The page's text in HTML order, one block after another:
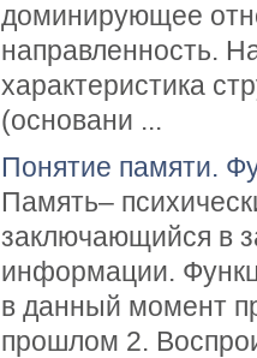
доминирующее
направленность.
характеристика
(основани ...
Понятие памяти.
Память–
заключающийся в
информации.
в данный момент
прошлом 2.